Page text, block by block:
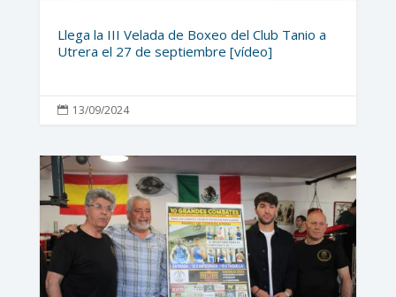
Llega la III Velada de Boxeo del Club Tanio a
Utrera el 27 de septiembre [vídeo]
 13/09/2024